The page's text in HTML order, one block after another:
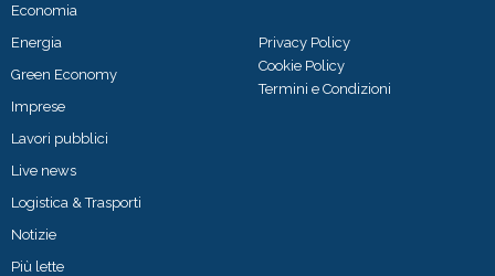
Economia
Energia
Green Economy
Imprese
Lavori pubblici
Live news
Logistica & Trasporti
Notizie
Più lette
Privacy Policy
Cookie Policy
Termini e Condizioni